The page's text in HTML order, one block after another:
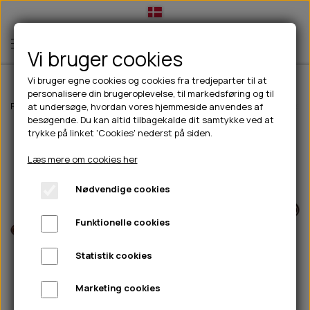
TIL HUND
💧FODER- VANDSKÅLE
CHICOPEE
GODBIDSTASKE
HALSBÅND
🦴 GODBIDDER & SNACKS
🍖 SMAGSVARIANTER
🎾 LEGETØJ
TÆNDER, ØRE, ØJE, POTER & NÆSE
🐾 UDSTYR & KOMFORT
TIL HUNDEEJER
DRIKKEFLASKER/TERMOFLASKER
HUER OG VANTER
PINEWOOD SALES
TIL KAT
TILBUD
NYHEDER
ABONNEMENT
Forside Til hunde Foder- & vandskåle Foder- & vandskål i
Vi bruger cookies
Vi bruger egne cookies og cookies fra tredjeparter til at
personalisere din brugeroplevelse, til markedsføring og til
at undersøge, hvordan vores hjemmeside anvendes af
besøgende. Du kan altid tilbagekalde dit samtykke ved at
trykke på linket 'Cookies' nederst på siden.
Læs mere om cookies her
Nødvendige cookies
Funktionelle cookies
Statistik cookies
Marketing cookies